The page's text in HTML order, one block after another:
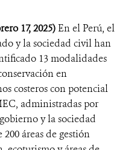
17, 2025)En el Perú, el
y la sociedad civil han
13 modalidades
en
costeros con potencial
administradas por
y la sociedad
áreas de gestión